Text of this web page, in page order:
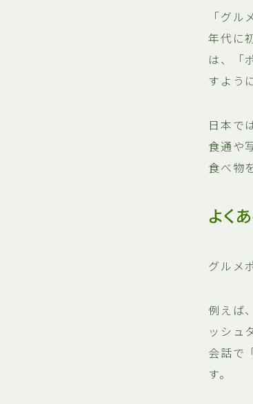
「グ
年代に
は、「
すよう
日本で
食通や
食べ物
よく
グルメ
例えば
ッシュ
会話で
す。